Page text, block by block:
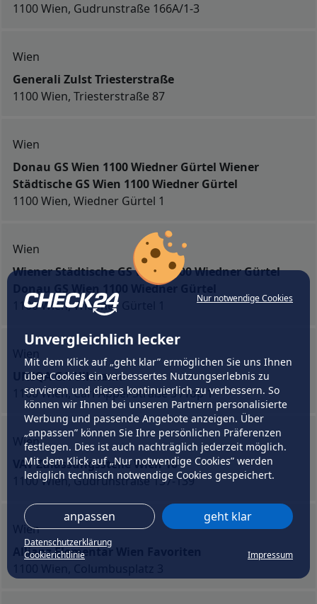
Nur notwendige Cookies
Unvergleichlich lecker
Mit dem Klick auf „geht klar” ermöglichen Sie uns Ihnen
über Cookies ein verbessertes Nutzungserlebnis zu
servieren und dieses kontinuierlich zu verbessern. So
können wir Ihnen bei unseren Partnern personalisierte
Werbung und passende Angebote anzeigen. Über
„anpassen” können Sie Ihre persönlichen Präferenzen
festlegen. Dies ist auch nachträglich jederzeit möglich.
Mit dem Klick auf „Nur notwendige Cookies” werden
lediglich technisch notwendige Cookies gespeichert.
anpassen geht klar
Datenschutzerklärung
Cookierichtlinie
Impressum
1100 Wien, Gudrunstraße 166A/1-3
Wien
Generali Zulst Triesterstraße
1100 Wien, Triesterstraße 87
Wien
Donau GS Wien 1100 Wiedner Gürtel Wiener
Städtische GS Wien 1100 Wiedner Gürtel
1100 Wien, Wiedner Gürtel 1
Wien
Wiener Städtische GS Wien 1100 Wiedner Gürtel
Donau GS Wien 1100 Wiedner Gürtel
1100 Wien, Wiedner Gürtel 1
UNIQA GA Ullmann
1100 Wien, Carl-Appel-Straße 5 /Top 1
Wien
VAV Zulassungsstelle Wien 10
1100 Wien, Gudrunstraße 137-139
Wien
Allianz Elementar Wien Favoriten